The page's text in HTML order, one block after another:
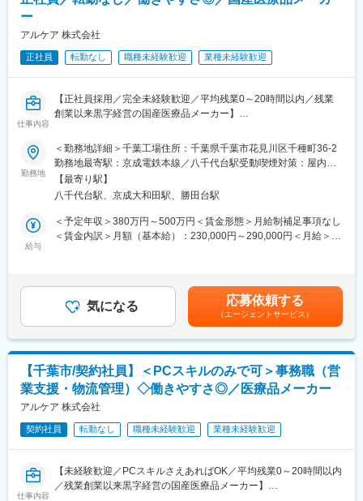
多いのが特徴です。
午前と午後で勤務先が分かれており、午前は成田市の『成田赤十
務となります。なお、通勤・病院間の移動はご本人に社有車を運
【社有車について】
社有車の貸与タイミングに関して、入社時２週間研修(千葉県船橋
を行い、問題がなければ社有車貸与となります。
自宅付近にて当社で駐車場を借りるまでは、コインパーキング等
に停めていただくことになります（駐車料金は会社負担)
■フォロー体制：未経験者へのフォローは充実しており数ヶ月の
OJT研修を用意しておりますのでご安心ください。
峰の製品や技術に触れる事が可能です。
【同社について】
同社は医療介護用ベッド国内No1シェアを有するパラマウントベ
国内において約7割の業界TOPシェアを誇り海外でも高いシェアを
獲得しています。
変更の範囲：会社の定める業務
ー
アルケア 株式会社
正社員 転勤なし 職種未経験歓迎 業種未経験歓迎
仕事内容
【正社員採用／完全未経験歓迎／平均残業0～20時間以内／残業
創業以来黒字経営の国産医療品メーカー】
■主な業務内容：
・営業ロジのマネジメント（業務の効率化・生産性の向上・営業
サポート）
・営業ロジ業務
└サンプル入出庫管理
└セールスフォース：発送等に関わる業務（発送伝票の出力）
└展示会の物品管理及び準備、発送業務
・事業部の備品貸出
・運送費の清算処理
・繁忙日、繁忙時間帯の発送業務
・営業ロジで生産性をアップし、サンプルの発送業務等を効率良
くする。
・営業活動のサポート業務を実施し、全体最適を目指す。
■組織構成：
部長1名、課長1名、メンバー4名が在籍。
籍しています。
勤務地
＜勤務地詳細＞千葉工場住所：千葉県千葉市花見川区千種町36-2
勤務地最寄駅：京成電鉄本線／八千代台駅受動喫煙対策：屋内全
面禁煙変更の範囲：会社の定める事業所
【最寄り駅】
八千代台駅、京成大和田駅、勝田台駅
給与
＜予定年収＞380万円～500万円＜賃金形態＞月給制補足事項なし
＜賃金内訳＞月額（基本給）：230,000円～290,000円＜月給＞
月）賃金はあくまでも目安の金額であり、選考を通じて上下する
可能性があります。月給(月額)は固定手当を含めた表記です。
気になる 応募依頼する
（エージェントサービス）
【千葉市/契約社員】＜PCスキルのみで可＞事務職（営
業支援・物流管理）◇働きやすさ◎／医療品メーカー
アルケア 株式会社
契約社員 転勤なし 職種未経験歓迎 業種未経験歓迎
仕事内容
【未経験歓迎／PCスキルさえあればOK／平均残業0～20時間以内
／残業創業以来黒字経営の国産医療品メーカー】